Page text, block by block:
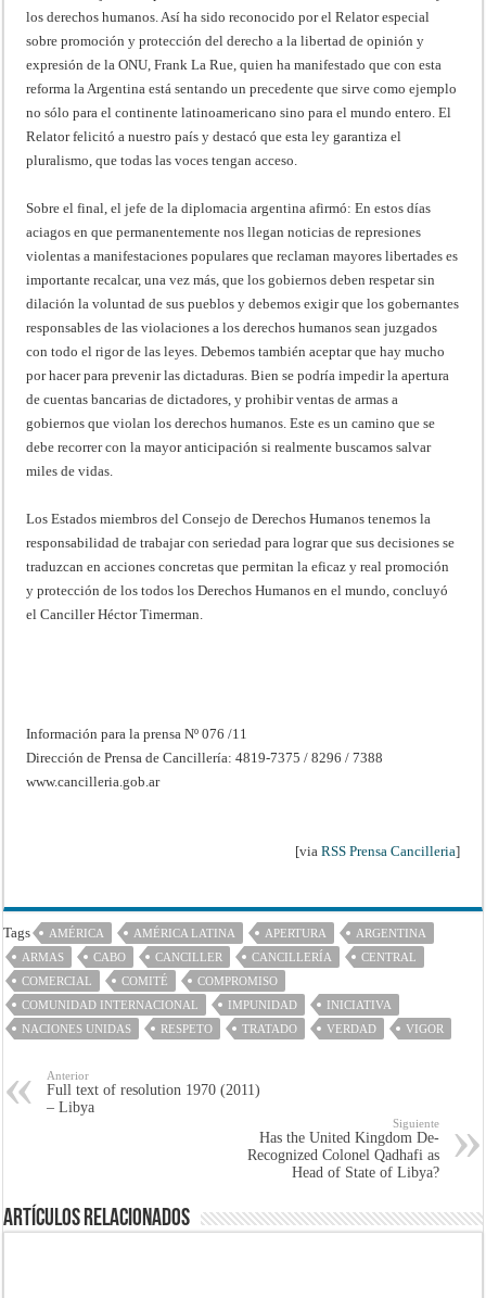
los derechos humanos. Así ha sido reconocido por el Relator especial
sobre promoción y protección del derecho a la libertad de opinión y
expresión de la ONU, Frank La Rue, quien ha manifestado que con esta
reforma la Argentina está sentando un precedente que sirve como ejemplo
no sólo para el continente latinoamericano sino para el mundo entero. El
Relator felicitó a nuestro país y destacó que esta ley garantiza el
pluralismo, que todas las voces tengan acceso.
Sobre el final, el jefe de la diplomacia argentina afirmó: En estos días
aciagos en que permanentemente nos llegan noticias de represiones
violentas a manifestaciones populares que reclaman mayores libertades es
importante recalcar, una vez más, que los gobiernos deben respetar sin
dilación la voluntad de sus pueblos y debemos exigir que los gobernantes
responsables de las violaciones a los derechos humanos sean juzgados
con todo el rigor de las leyes. Debemos también aceptar que hay mucho
por hacer para prevenir las dictaduras. Bien se podría impedir la apertura
de cuentas bancarias de dictadores, y prohibir ventas de armas a
gobiernos que violan los derechos humanos. Este es un camino que se
debe recorrer con la mayor anticipación si realmente buscamos salvar
miles de vidas.
Los Estados miembros del Consejo de Derechos Humanos tenemos la
responsabilidad de trabajar con seriedad para lograr que sus decisiones se
traduzcan en acciones concretas que permitan la eficaz y real promoción
y protección de los todos los Derechos Humanos en el mundo, concluyó
el Canciller Héctor Timerman.
Información para la prensa Nº 076 /11
Dirección de Prensa de Cancillería: 4819-7375 / 8296 / 7388
www.cancilleria.gob.ar
[via RSS Prensa Cancilleria]
Tags AMÉRICA AMÉRICA LATINA APERTURA
ARGENTINA
ARMAS
CABO CANCILLER CANCILLERÍA
CENTRAL
COMERCIAL
COMITÉ
COMPROMISO
COMUNIDAD INTERNACIONAL
IMPUNIDAD
INICIATIVA
NACIONES UNIDAS
RESPETO TRATADO VERDAD VIGOR
Anterior
Full text of resolution 1970 (2011)
– Libya
Siguiente
Has the United Kingdom De-
Recognized Colonel Qadhafi as
Head of State of Libya?
Artículos Relacionados